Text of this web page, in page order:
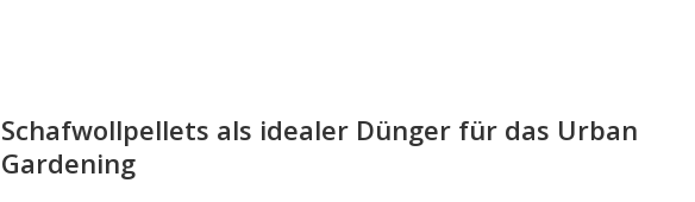
Schafwollpellets als idealer Dünger für das Urban
Gardening